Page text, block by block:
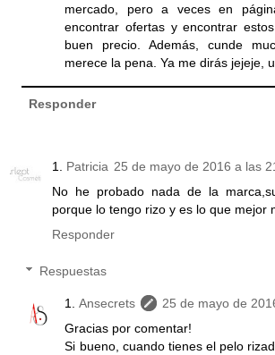
mercado, pero a veces en
encontrar ofertas y encontrar
buen precio. Además, cunde
merece la pena. Ya me dirás jejeje,
Responder
Patricia 25 de mayo de 2016 a las
No he probado nada de la
porque lo tengo rizo y es lo que mejor
Responder
Respuestas
Ansecrets
25 de mayo de
Gracias por comentar!
Si bueno, cuando tienes el pelo